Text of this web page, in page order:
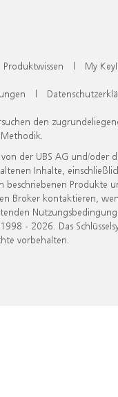
Produktwissen | My
|
den
der UBS AG und/oder
Inhalte,
Produkte
Broker kontaktieren,
- 2026. Das
vorbehalten.